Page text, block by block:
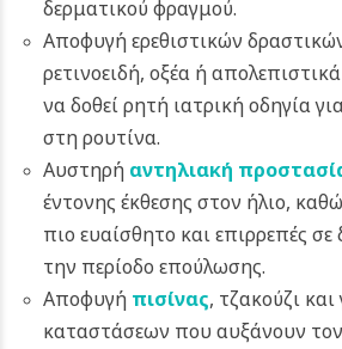
δερματικού φραγμού.
Αποφυγή ερεθιστικών
ρετινοειδή, οξέα ή
να δοθεί ρητή ιατρική οδηγία
στη ρουτίνα.
Αυστηρή αντηλιακή
έντονης έκθεσης στον ήλιο,
πιο ευαίσθητο και επιρρεπές
την περίοδο επούλωσης.
Αποφυγή πισίνας, τζακούζι και
καταστάσεων που αυξάνουν